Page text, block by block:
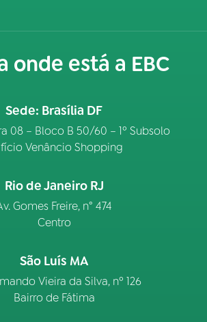
onde está a EBC
Sede: Brasília DF
08 – Bloco B 50/60 – 1º Subsolo
Venâncio Shopping
Rio de Janeiro RJ
Gomes Freire, n° 474
Centro
São Luís MA
Vieira da Silva, nº 126
Bairro de Fátima